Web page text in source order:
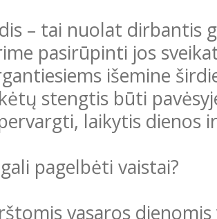
– tai nuolat dirbantis
pasirūpinti jos
išemine
stengtis būti
laikytis dienos
pagelbėti vaistai?
vasaros